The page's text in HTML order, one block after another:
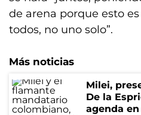
de arena porque esto
todos, no uno solo”.
Más noticias
Milei,
De la
agenda